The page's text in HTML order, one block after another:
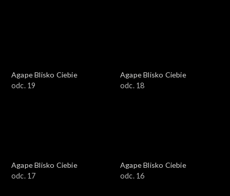
Agape Blisko Ciebie
odc. 19
Agape Blisko Ciebie
odc. 18
Agape Blisko Ciebie
odc. 17
Agape Blisko Ciebie
odc. 16